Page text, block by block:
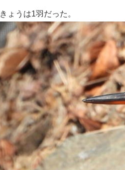
きょうは1羽だった。